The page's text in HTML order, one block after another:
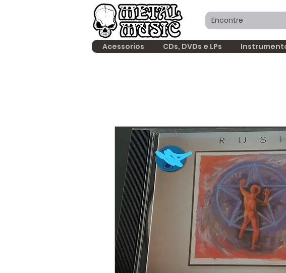
Acessorios CDs, DVDs e LPs